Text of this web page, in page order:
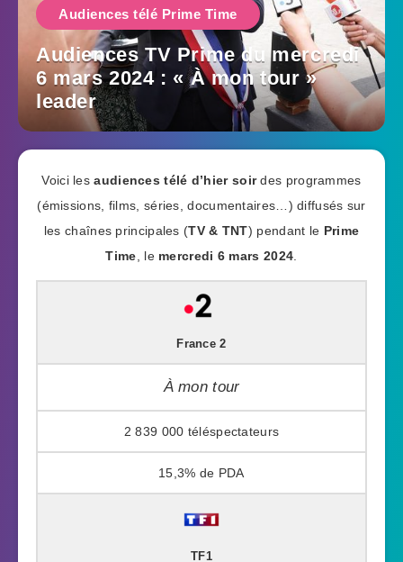
Audiences télé Prime Time
Audiences TV Prime du mercredi
6 mars 2024 : « À mon tour »
leader
Voici lesaudiences télé d’hier soirdes programmes
(émissions, films, séries, documentaires…) diffusés sur
les chaînes principales (TV & TNT) pendant le Prime
Time , le mercredi 6 mars 2024
France 2
À mon tour
2 839 000
15,3%
TF1